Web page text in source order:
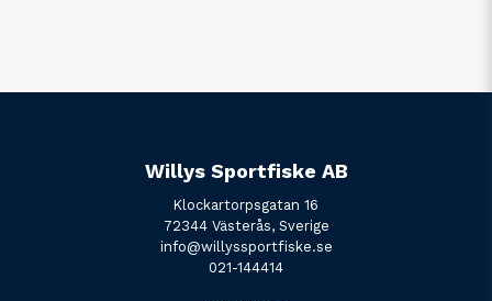
Willys Sportfiske AB
Klockartorpsgatan 16
72344 Västerås, Sverige
info@willyssportfiske.se
021-144414